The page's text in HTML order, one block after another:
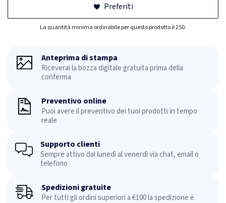
Preferiti
La quantità minima ordinabile per questo prodotto è 250.
Anteprima di stampa
Riceverai la bozza digitale gratuita prima della
conferma
Preventivo online
Puoi avere il preventivo dei tuoi prodotti in tempo
reale
Supporto clienti
Sempre attivo dal lunedì al venerdì via chat, email o
telefono
Spedizioni gratuite
Per tutti gli ordini superiori a €100 la spedizione è